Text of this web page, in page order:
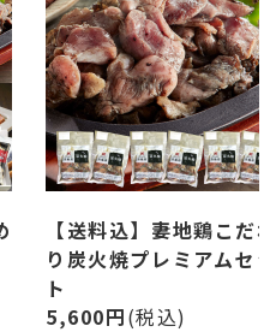
【送料込】妻地鶏こだ
り炭火焼プレミアムセッ
ト
5,600円(税込)